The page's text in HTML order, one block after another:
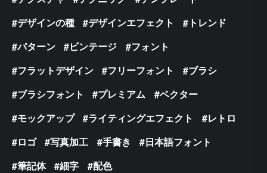
デザインの種
デザインエフェクト
トレンド
パターン
ビンテージ
フォント
フラットデザイン
フリーフォント
ブラシ
ブラシフォント
プレミアム
ベクター
モックアップ
ライティングエフェクト
レトロ
ロゴ
写真加工 手書き
日本語フォント
筆記体
細字 配色